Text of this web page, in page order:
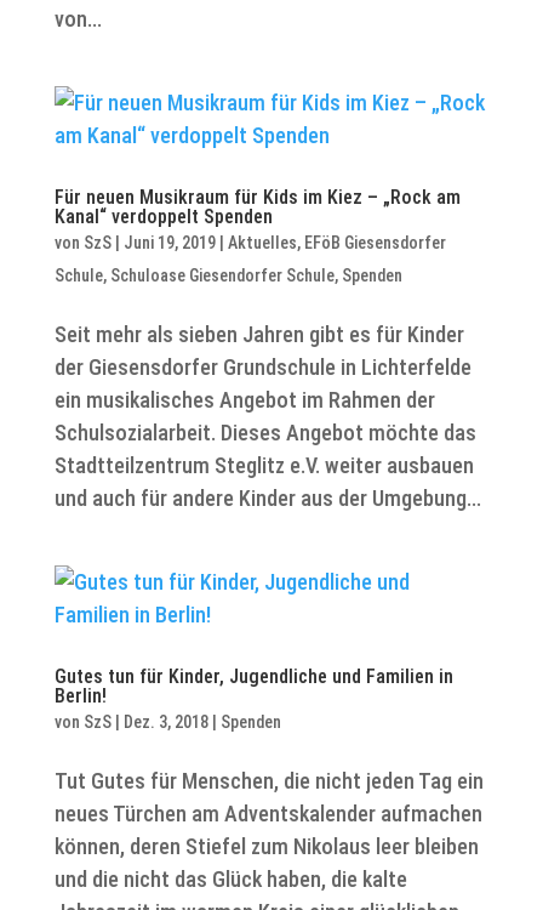
von...
Für neuen Musikraum für Kids im Kiez – „Rock am
Kanal“ verdoppelt Spenden
von SzS| Juni 19, 2019| Aktuelles, EFöB Giesensdorfer
Schule, Schuloase Giesendorfer Schule, Spenden
Seit mehr als sieben Jahren gibt es für Kinder
der Giesensdorfer Grundschule in Lichterfelde
ein musikalisches Angebot im Rahmen der
Schulsozialarbeit. Dieses Angebot möchte das
Stadtteilzentrum Steglitz e.V. weiter ausbauen
und auch für andere Kinder aus der Umgebung...
Gutes tun für Kinder, Jugendliche und Familien in
Berlin!
von SzS| Dez. 3, 2018| Spenden
Tut Gutes für Menschen, die nicht jeden Tag ein
neues Türchen am Adventskalender aufmachen
können, deren Stiefel zum Nikolaus leer bleiben
und die nicht das Glück haben, die kalte